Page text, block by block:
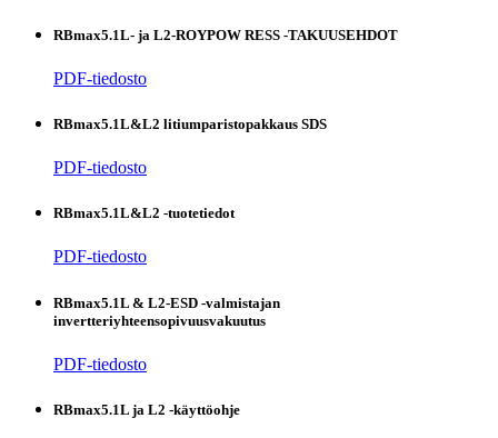
RBmax5.1L- ja L2-ROYPOW RESS -TAKUUSEHDOT
PDF-tiedosto
RBmax5.1L&L2 litiumparistopakkaus SDS
PDF-tiedosto
RBmax5.1L&L2 -tuotetiedot
PDF-tiedosto
RBmax5.1L & L2-ESD -valmistajan
invertteriyhteensopivuusvakuutus
PDF-tiedosto
RBmax5.1L ja L2 -käyttöohje